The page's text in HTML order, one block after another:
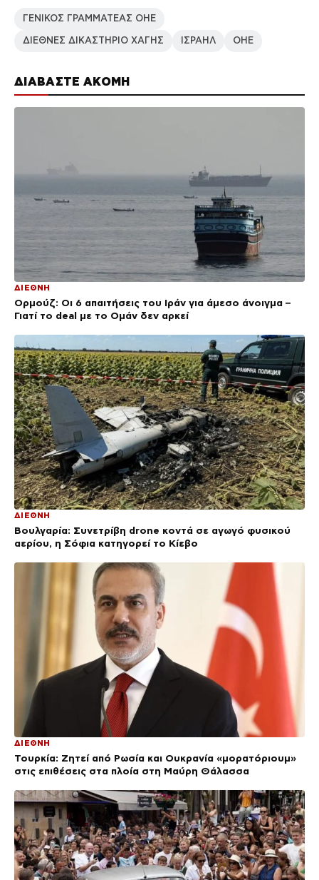
ΔΙΑΒΑΣΤΕ ΑΚΟΜΗ
ΔΙΕΘΝΗ
Ορμούζ: Οι 6 απαιτήσεις του Ιράν για άμεσο άνοιγμα –
Γιατί το deal με το Ομάν δεν αρκεί
ΔΙΕΘΝΗ
Βουλγαρία: Συνετρίβη drone κοντά σε αγωγό φυσικού
αερίου, η Σόφια κατηγορεί το Κίεβο
ΔΙΕΘΝΗ
Τουρκία: Ζητεί από Ρωσία και Ουκρανία «μορατόριουμ»
στις επιθέσεις στα πλοία στη Μαύρη Θάλασσα
ΓΕΝΙΚΟΣ ΓΡΑΜΜΑΤΕΑΣ ΟΗΕ
ΔΙΕΘΝΕΣ ΔΙΚΑΣΤΗΡΙΟ ΧΑΓΗΣ ΙΣΡΑΗΛ ΟΗΕ